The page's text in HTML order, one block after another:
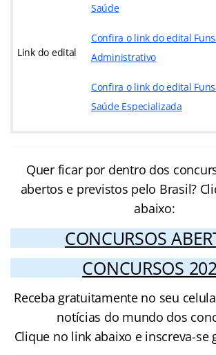
Link do edital
Saúde
Confira o link do edital
Administrativo
Confira o link do edital
Saúde Especializada
Quer ficar por dentro dos
abertos e previstos pelo Brasil?
abaixo:
CONCURSOS
CONCURSOS
Receba gratuitamente no seu
notícias do mundo dos
Clique no link abaixo e inscreva-se